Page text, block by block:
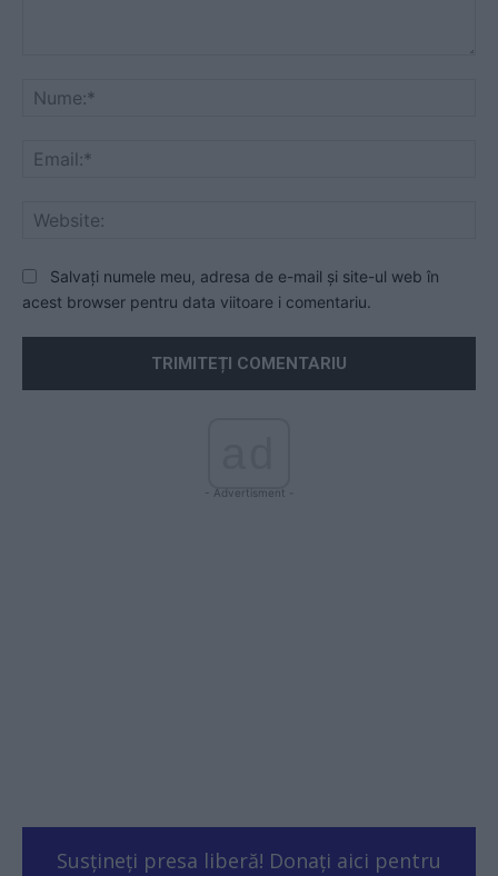
Salvați numele meu, adresa de e-mail și site-ul web în
acest browser pentru data viitoare i comentariu.
- Advertisment -
Susțineți presa liberă! Donați aici pentru